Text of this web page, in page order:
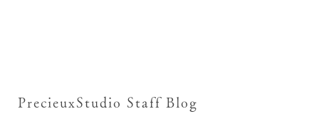
七五三お参り用着物レンタル
PrecieuxStudio Staff Blog